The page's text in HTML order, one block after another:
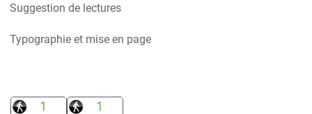
Suggestion de lectures
Typographie et mise en page